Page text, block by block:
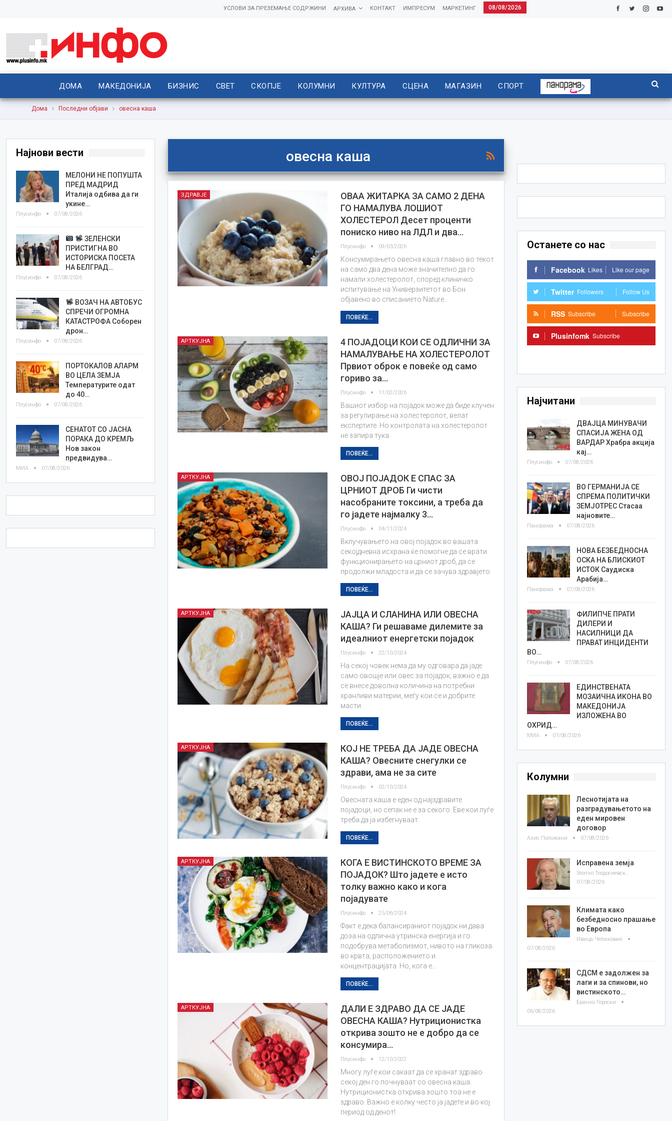
08/08/2026
МАРКЕТИНГ
ИМПРЕСУМ
КОНТАКТ
АРХИВА
УСЛОВИ ЗА ПРЕЗЕМАЊЕ СОДРЖИНИ
ДОМА МАКЕДОНИЈА БИЗНИС СВЕТ СКОПЈЕ КОЛУМНИ КУЛТУРА СЦЕНА МАГАЗИН СПОРТ
Дома Последни објави овесна каша
овесна каша
ЗДРАВЈЕ
ОВАА ЖИТАРКА ЗА САМО 2 ДЕНА
ГО НАМАЛУВА ЛОШИОТ
ХОЛЕСТЕРОЛ Десет проценти
пониско ниво на ЛДЛ и два…
Плусинфо 09/03/2026
Консумирањето овесна каша главно во текот
на само два дена може значително да го
намали холестеролот, според клиничко
испитување на Универзитетот во Бон
објавено во списанието Nature…
ПОВЕЌЕ...
АРТКУЈНА
4 ПОЈАДОЦИ КОИ СЕ ОДЛИЧНИ ЗА
НАМАЛУВАЊЕ НА ХОЛЕСТЕРОЛОТ
Првиот оброк е повеќе од само
гориво за…
Плусинфо 11/02/2026
Вашиот избор на појадок може да биде клучен
за регулирање на холестеролот, велат
експертите. Но контролата на холестеролот
не запира тука.
ПОВЕЌЕ...
АРТКУЈНА
ОВОЈ ПОЈАДОК Е СПАС ЗА
ЦРНИОТ ДРОБ Ги чисти
насобраните токсини, а треба да
го јадете најмалку 3…
Плусинфо 04/11/2024
Вклучувањето на овој појадок во вашата
секојдневна исхрана ќе помогне да се врати
функционирањето на црниот дроб, да се
продолжи младоста и да се зачува здравјето.
ПОВЕЌЕ...
АРТКУЈНА
ЈАЈЦА И СЛАНИНА ИЛИ ОВЕСНА
КАША? Ги решаваме дилемите за
идеалниот енергетски појадок
Плусинфо 22/10/2024
На секој човек нема да му одговара да јаде
само овошје или овес за појадок, важно е да
се внесе доволна количина на потребни
хранливи материи, меѓу кои се и добрите
масти.
ПОВЕЌЕ...
АРТКУЈНА
КОЈ НЕ ТРЕБА ДА ЈАДЕ ОВЕСНА
КАША? Овесните снегулки се
здрави, ама не за сите
Плусинфо 02/10/2024
Овесната каша е еден од најздравите
појадоци, но сепак не е за секого. Еве кои луѓе
треба да ја избегнуваат.
ПОВЕЌЕ...
АРТКУЈНА
КОГА Е ВИСТИНСКОТО ВРЕМЕ ЗА
ПОЈАДОК? Што јадете е исто
толку важно како и кога
појадувате
Плусинфо 25/06/2024
Факт е дека балансираниот појадок ни дава
доза на одлична утринска енергија и го
подобрува метаболизмот, нивото на гликоза
во крвта, расположението и
концентрацијата. Но, кога е…
ПОВЕЌЕ...
АРТКУЈНА
ДАЛИ Е ЗДРАВО ДА СЕ ЈАДЕ
ОВЕСНА КАША? Нутриционистка
открива зошто не е добро да се
консумира…
Плусинфо 12/10/2022
Многу луѓе кои сакаат да се хранат здраво
секој ден го почнуваат со овесна каша.
Нутриционистка открива зошто тоа не е
здраво. Важно е колку често ја јадете и во кој
период од денот!
Останете со нас
Facebook Likes Like our page
Twitter Followers Follow Us
RSS Subscribe Subscribe
Plusinfomk Subscribe
Најчитани
ДВАЈЦА МИНУВАЧИ
СПАСИЈА ЖЕНА ОД
ВАРДАР Храбра акција
кај…
Плусинфо 07/08/2026
ВО ГЕРМАНИЈА СЕ
СПРЕМА ПОЛИТИЧКИ
ЗЕМЈОТРЕС Стасаа
најновите…
Панорама 07/08/2026
НОВА БЕЗБЕДНОСНА
ОСКА НА БЛИСКИОТ
ИСТОК Саудиска
Арабија…
Панорама 07/08/2026
ФИЛИПЧЕ ПРАТИ
ДИЛЕРИ И
НАСИЛНИЦИ ДА
ПРАВАТ ИНЦИДЕНТИ
ВО…
Плусинфо 07/08/2026
ЕДИНСТВЕНАТА
МОЗАИЧНА ИКОНА ВО
МАКЕДОНИЈА
ИЗЛОЖЕНА ВО
ОХРИД…
МИА 07/08/2026
Колумни
Леснотијата на
разградувањетото на
еден мировен
договор
Азис Положани 07/08/2026
Исправена земја
Златко Теодосиевски
07/08/2026
Климата како
безбедносно прашање
во Европа
Ивица Челиковиќ
07/08/2026
СДСМ е задолжен за
лаги и за спинови, но
вистинското…
Бранко Героски
06/08/2026
Најнови вести
МЕЛОНИ НЕ ПОПУШТА
ПРЕД МАДРИД
Италија одбива да ги
укине…
Плусинфо 07/08/2026
ЗЕЛЕНСКИ
ПРИСТИГНА ВО
ИСТОРИСКА ПОСЕТА
НА БЕЛГРАД…
Плусинфо 07/08/2026
ВОЗАЧ НА АВТОБУС
СПРЕЧИ ОГРОМНА
КАТАСТРОФА Соборен
дрон…
Плусинфо 07/08/2026
ПОРТОКАЛОВ АЛАРМ
ВО ЦЕЛА ЗЕМЈА
Температурите одат
до 40…
Плусинфо 07/08/2026
СЕНАТОТ СО ЈАСНА
ПОРАКА ДО КРЕМЉ
Нов закон
предвидува…
МИА 07/08/2026